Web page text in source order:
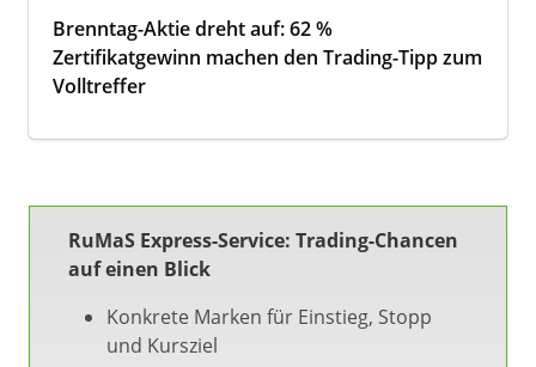
Brenntag-Aktie dreht auf: 62 %
Zertifikatgewinn machen den Trading-Tipp zum
Volltreffer
RuMaS Express-Service: Trading-Chancen
auf einen Blick
Konkrete Marken für Einstieg, Stopp
und Kursziel